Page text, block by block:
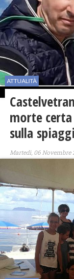
ATTUALITÀ
morte
sulla
Martedì, 06 Novembre